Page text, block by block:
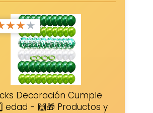
★★★
Decoración Cumple
edad - 🙌🎁 Productos y